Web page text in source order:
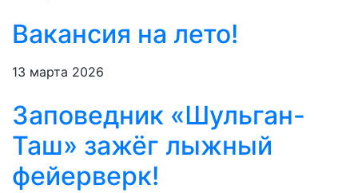
Вакансия на лето!
13 марта 2026
Заповедник «Шульган-
Таш» зажёг лыжный
фейерверк!